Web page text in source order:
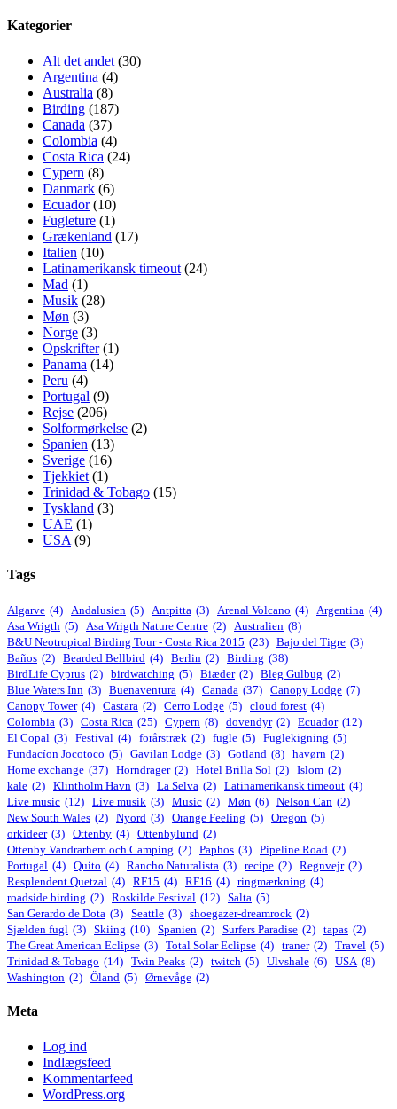
Kategorier
Alt det andet (30)
Argentina (4)
Australia (8)
Birding (187)
Canada (37)
Colombia (4)
Costa Rica (24)
Cypern (8)
Danmark (6)
Ecuador(10)
Fugleture (1)
Grækenland (17)
Italien (10)
Latinamerikansk timeout (24)
Mad (1)
Musik (28)
Møn (3)
Norge (3)
Opskrifter(1)
Panama (14)
Peru (4)
Portugal (9)
Rejse (206)
Solformørkelse (2)
Spanien (13)
Sverige (16)
Tjekkiet (1)
Trinidad & Tobago (15)
Tyskland (3)
UAE (1)
USA (9)
Tags
Algarve (4) Andalusien (5) Antpitta (3) Arenal Volcano (4) Argentina (4)
Asa Wrigth (5) Asa Wrigth Nature Centre (2) Australien (8)
B&U Neotropical Birding Tour - Costa Rica 2015 (23) Bajo del Tigre (3)
Baños (2) Bearded Bellbird (4) Berlin (2) Birding (38)
BirdLife Cyprus (2) birdwatching (5) Biæder (2) Bleg Gulbug (2)
Blue Waters Inn (3) Buenaventura (4) Canada (37) Canopy Lodge (7)
Canopy Tower (4) Castara (2) Cerro Lodge (5) cloud forest (4)
Colombia (3) Costa Rica (25) Cypern (8) dovendyr (2) Ecuador (12)
El Copal (3) Festival (4) forårstræk (2) fugle (5) Fuglekigning (5)
Fundacíon Jocotoco (5) Gavilan Lodge (3) Gotland (8) havørn (2)
Home exchange (37) Horndrager (2) Hotel Brilla Sol (2) Islom (2)
kale (2) Klintholm Havn (3) La Selva (2) Latinamerikansk timeout (4)
Live music (12) Live musik (3) Music (2) Møn (6) Nelson Can (2)
New South Wales (2) Nyord (3) Orange Feeling (5) Oregon (5)
orkideer (3) Ottenby (4) Ottenbylund (2)
Ottenby Vandrarhem och Camping (2) Paphos (3) Pipeline Road (2)
Portugal (4) Quito (4) Rancho Naturalista (3) recipe (2) Regnvejr (2)
Resplendent Quetzal (4) RF15 (4) RF16 (4) ringmærkning (4)
roadside birding (2) Roskilde Festival (12) Salta (5)
San Gerardo de Dota (3) Seattle (3) shoegazer-dreamrock (2)
Sjælden fugl (3) Skiing (10) Spanien (2) Surfers Paradise (2) tapas (2)
The Great American Eclipse (3) Total Solar Eclipse (4) traner (2) Travel (5)
Trinidad & Tobago (14) Twin Peaks (2) twitch (5) Ulvshale (6) USA (8)
Washington (2) Öland (5) Ørnevåge (2)
Meta
Log ind
Indlægsfeed
Kommentarfeed
WordPress.org